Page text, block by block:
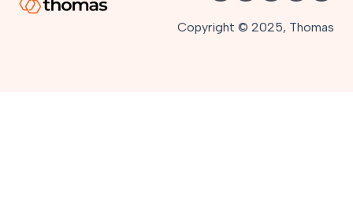
Copyright © 2025, Thomas